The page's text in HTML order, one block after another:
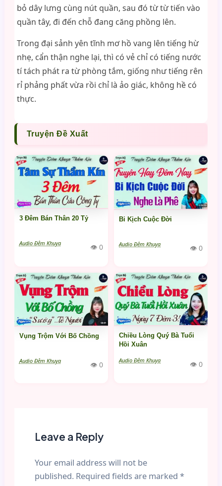
bỏ dây lưng cùng nút quần, sau đó từ từ tiến vào
quần tây, đi đến chỗ đang căng phồng lên.
Trong đại sảnh yên tĩnh mơ hồ vang lên tiếng hừ
nhẹ, cẩn thận nghe lại, thì có vẻ chỉ có tiếng nước
tí tách phát ra từ phòng tắm, giống như tiếng rên
rỉ phảng phất vừa rồi chỉ là ảo giác, không hề có
thực.
Truyện Đề Xuất
3 Đêm Bán Thân 20 Tỷ
Audio Đêm Khuya 👁 0
Bi Kịch Cuộc Đời
Audio Đêm Khuya 👁 0
Vụng Trộm Với Bố Chồng
Audio Đêm Khuya 👁 0
Chiều Lòng Quý Bà Tuổi
Hồi Xuân
Audio Đêm Khuya 👁 0
Leave a Reply
Your email address will not be
published. Required fields are marked *